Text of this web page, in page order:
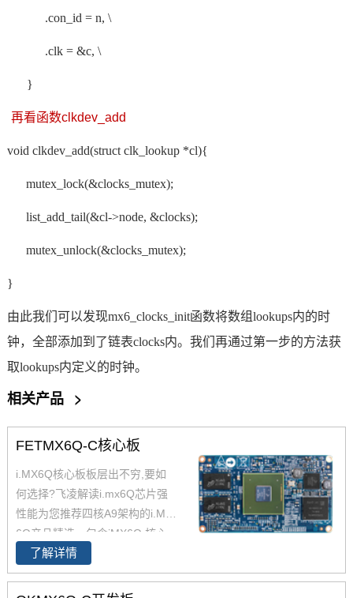
.con_id = n, \
.clk = &c, \
}
再看函数clkdev_add
void clkdev_add(struct clk_lookup *cl){
mutex_lock(&clocks_mutex);
list_add_tail(&cl->node, &clocks);
mutex_unlock(&clocks_mutex);
}
由此我们可以发现mx6_clocks_init函数将数组lookups内的时
钟，全部添加到了链表clocks内。我们再通过第一步的方法获
取lookups内定义的时钟。
相关产品 >
FETMX6Q-C核心板
i.MX6Q核心板板层出不穷,要如
何选择?飞凌解读i.mx6Q芯片强
性能为您推荐四核A9架构的i.MX
6Q产品精选，包含iMX6Q 核心
板、i.MX6Q 核心板、iMX6Q工
业级核心板，欢迎采购。 i.MX6
Q核心板基于NXP（原Freescal
了解详情